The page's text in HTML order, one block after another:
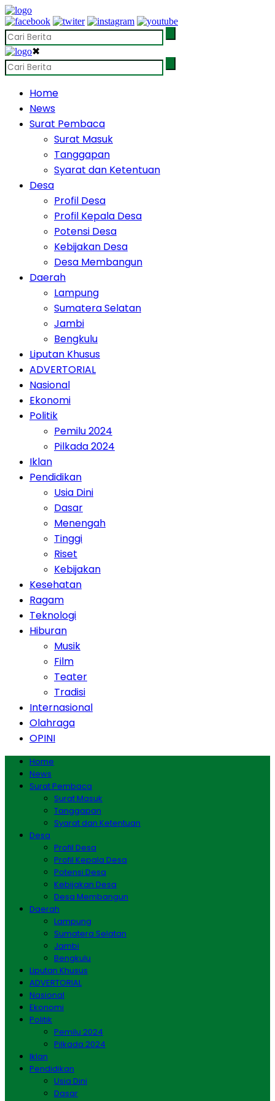
✖
Home
News
Surat Pembaca
Surat Masuk
Tanggapan
Syarat dan Ketentuan
Desa
Profil Desa
Profil Kepala Desa
Potensi Desa
Kebijakan Desa
Desa Membangun
Daerah
Lampung
Sumatera Selatan
Jambi
Bengkulu
Liputan Khusus
ADVERTORIAL
Nasional
Ekonomi
Politik
Pemilu 2024
Pilkada 2024
Iklan
Pendidikan
Usia Dini
Dasar
Menengah
Tinggi
Riset
Kebijakan
Kesehatan
Ragam
Teknologi
Hiburan
Musik
Film
Teater
Tradisi
Internasional
Olahraga
OPINI
Home
News
Surat Pembaca
Surat Masuk
Tanggapan
Syarat dan Ketentuan
Desa
Profil Desa
Profil Kepala Desa
Potensi Desa
Kebijakan Desa
Desa Membangun
Daerah
Lampung
Sumatera Selatan
Jambi
Bengkulu
Liputan Khusus
ADVERTORIAL
Nasional
Ekonomi
Politik
Pemilu 2024
Pilkada 2024
Iklan
Pendidikan
Usia Dini
Dasar